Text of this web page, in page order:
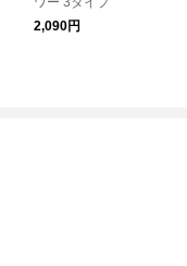
2,090円